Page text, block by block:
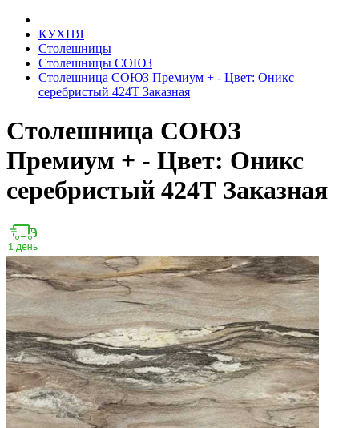
КУХНЯ
Столешницы
Столешницы СОЮЗ
Столешница СОЮЗ Премиум + - Цвет: Оникс
серебристый 424Т Заказная
Столешница СОЮЗ
Премиум + - Цвет: Оникс
серебристый 424Т Заказная